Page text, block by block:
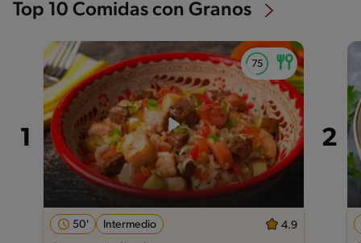
Top 10 Comidas con Granos
50' Intermedio 4.9